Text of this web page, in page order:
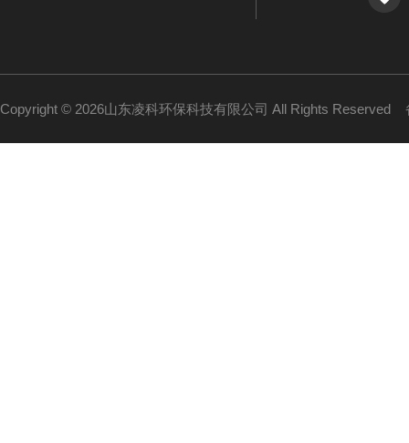
Copyright © 2026山东凌科环保科技有限公司 All Rights Reserved